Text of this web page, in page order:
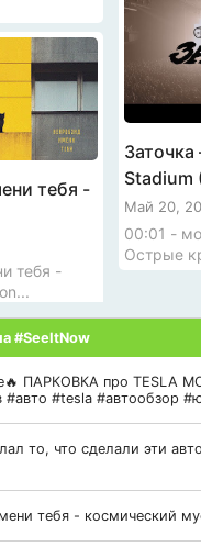
тебя -
тебя -
Stadium
Май 20,
00:01 -
Острые
#SeeItNow
ПАРКОВКА про TESLA
#авто #tesla #автообзор
то, что сделали эти
тебя - космический